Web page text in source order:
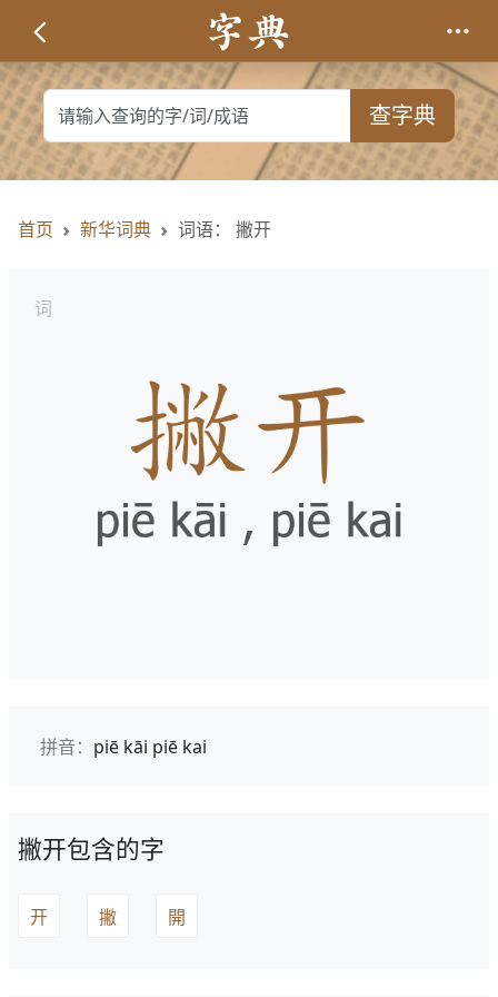
查字典
首页 新华词典 词语： 撇开
词
拼音： piē kāi piē kai
撇开包含的字
开 撇 開